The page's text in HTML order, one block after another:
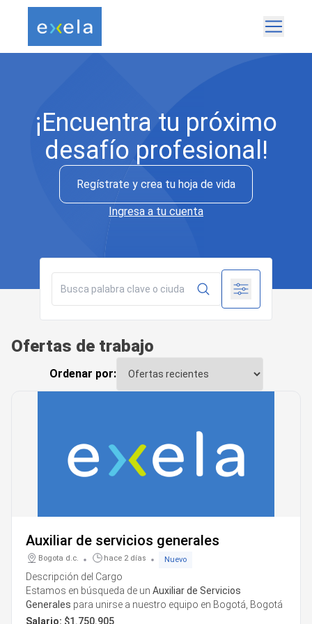
¡Encuentra tu próximo
desafío profesional!
Regístrate y crea tu hoja de vida
Ingresa a tu cuenta
Ofertas de trabajo
Ordenar por:
Auxiliar de servicios generales
Bogota d.c. hace 2 días Nuevo
Descripción del Cargo
Estamos en búsqueda de un Auxiliar de Servicios
Generales para unirse a nuestro equipo en Bogotá, Bogotá
D.C. Si tienes una actitud proactiva y ganas de contribuir al
Salario: $1.750.905